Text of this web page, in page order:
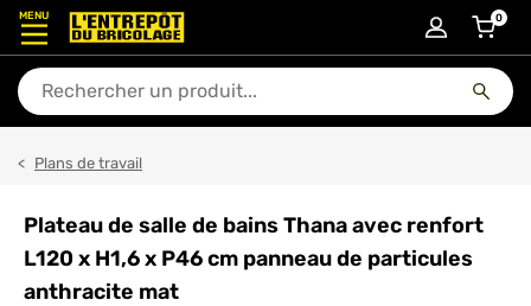
MENU
En quoi puis-je vous aider ?
0article
Plans de travail
Plateau de salle de bains Thana avec renfort
L120 x H1,6 x P46 cm panneau de particules
anthracite mat